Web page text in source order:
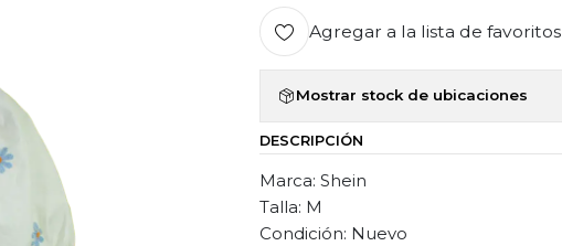
Agregar a la lista de favoritos
Mostrar stock de ubicaciones
DESCRIPCIÓN
Marca: Shein
Talla: M
Condición: Nuevo